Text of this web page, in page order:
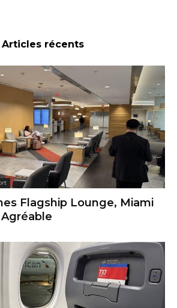
Articles récents
Flagship Lounge, Miami